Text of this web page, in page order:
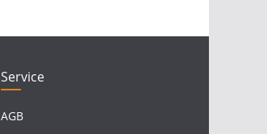
Service
AGB